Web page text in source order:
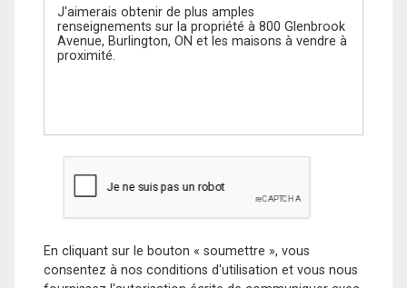
En cliquant sur le bouton « soumettre », vous
consentez à nos conditions d'utilisation et vous nous